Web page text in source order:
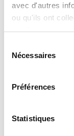
avec d'autres
ou qu'ils ont
services.
Nécessaires
Préférences
Statistiques